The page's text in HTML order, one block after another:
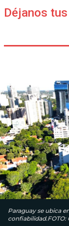
Déjanos
Paraguay se ubica
confiabilidad.FOTO: